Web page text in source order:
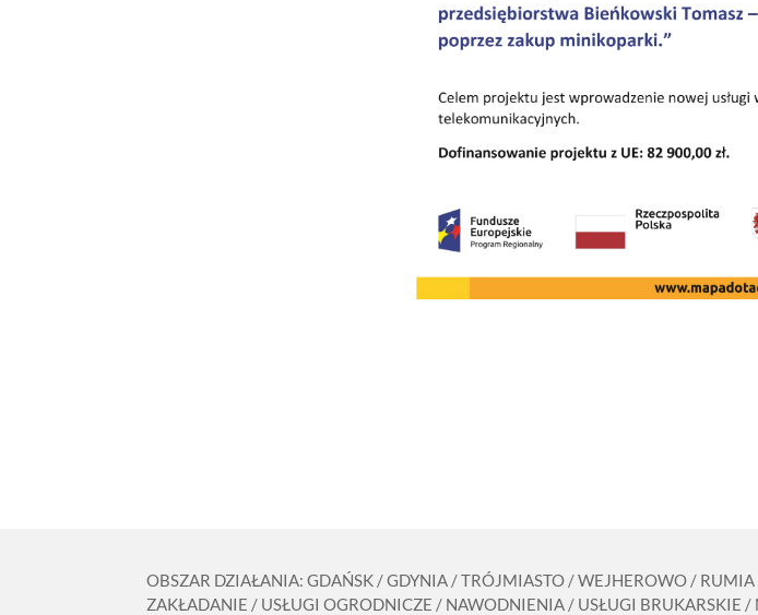
OBSZAR DZIAŁANIA: GDAŃSK / GDYNIA / TRÓJMIASTO / WEJHEROWO /
ZAKŁADANIE / USŁUGI OGRODNICZE / NAWODNIENIA / USŁUGI BRUKARSKIE /